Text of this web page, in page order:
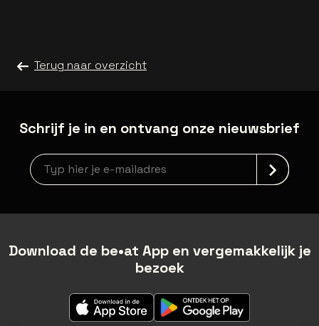
Terug naar overzicht
Schrijf je in en ontvang onze nieuwsbrief
newsLetterLabel
Download de be•at App en vergemakkelijk je
bezoek